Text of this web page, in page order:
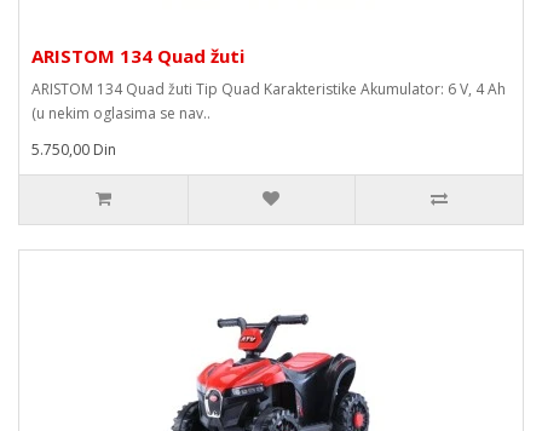
ARISTOM 134 Quad žuti
ARISTOM 134 Quad žuti Tip Quad Karakteristike Akumulator: 6 V, 4 Ah
(u nekim oglasima se nav..
5.750,00 Din